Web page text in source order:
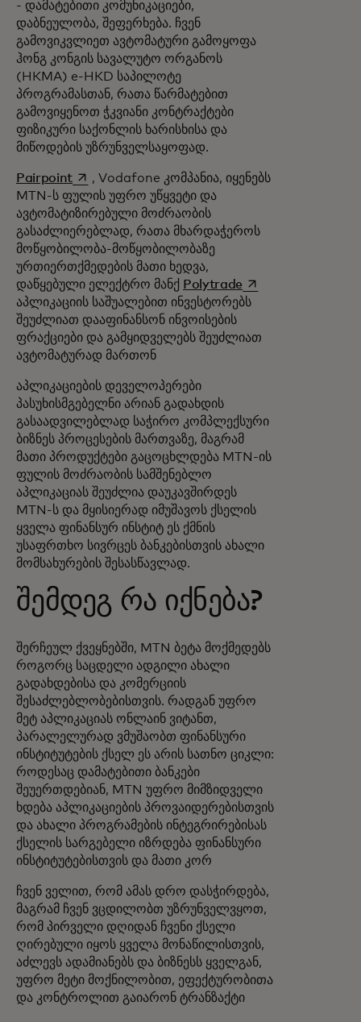
- დამატებითი კომუნიკაციები,
დაბნეულობა, შეფერხება. ჩვენ
გამოვიკვლიეთ ავტომატური გამოყოფა
ჰონგ კონგის სავალუტო ორგანოს
(HKMA) e-HKD საპილოტე
პროგრამასთან, რათა წარმატებით
გამოვიყენოთ ჭკვიანი კონტრაქტები
ფიზიკური საქონლის ხარისხისა და
მიწოდების უზრუნველსაყოფად.
Pairpointopens in a new tab
, Vodafone კომპანია, იყენებს
MTN-ს ფულის უფრო უწყვეტი და
ავტომატიზირებული მოძრაობის
გასაძლიერებლად, რათა მხარდაჭეროს
მოწყობილობა-მოწყობილობაზე
ურთიერთქმედების მათი ხედვა,
დაწყებული ელექტრო მანქ Polytrade opens in a new tab
აპლიკაციის საშუალებით ინვესტორებს
შეუძლიათ დააფინანსონ ინვოისების
ფრაქციები და გამყიდველებს შეუძლიათ
ავტომატურად მართონ
აპლიკაციების დეველოპერები
პასუხისმგებელნი არიან გადახდის
გასაადვილებლად საჭირო კომპლექსური
ბიზნეს პროცესების მართვაზე, მაგრამ
მათი პროდუქტები გაცოცხლდება MTN-ის
ფულის მოძრაობის სამშენებლო
აპლიკაციას შეუძლია დაუკავშირდეს
MTN-ს და მყისიერად იმუშავოს ქსელის
ყველა ფინანსურ ინსტიტ ეს ქმნის
უსაფრთხო სივრცეს ბანკებისთვის ახალი
მომსახურების შესასწავლად.
შემდეგ რა იქნება?
შერჩეულ ქვეყნებში, MTN ბეტა მოქმედებს
როგორც საცდელი ადგილი ახალი
გადახდებისა და კომერციის
შესაძლებლობებისთვის. რადგან უფრო
მეტ აპლიკაციას ონლაინ ვიტანთ,
პარალელურად ვმუშაობთ ფინანსური
ინსტიტუტების ქსელ ეს არის სათნო ციკლი:
როდესაც დამატებითი ბანკები
შეუერთდებიან, MTN უფრო მიმზიდველი
ხდება აპლიკაციების პროვაიდერებისთვის
და ახალი პროგრამების ინტეგრირებისას
ქსელის სარგებელი იზრდება ფინანსური
ინსტიტუტებისთვის და მათი კორ
ჩვენ ველით, რომ ამას დრო დასჭირდება,
მაგრამ ჩვენ ვცდილობთ უზრუნველვყოთ,
რომ პირველი დღიდან ჩვენი ქსელი
ღირებული იყოს ყველა მონაწილისთვის,
აძლევს ადამიანებს და ბიზნესს ყველგან,
უფრო მეტი მოქნილობით, ეფექტურობითა
და კონტროლით გაიარონ ტრანზაქტი